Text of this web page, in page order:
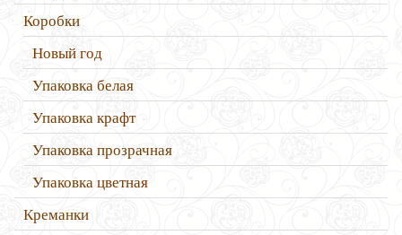
Коробки
Новый год
Упаковка белая
Упаковка крафт
Упаковка прозрачная
Упаковка цветная
Креманки